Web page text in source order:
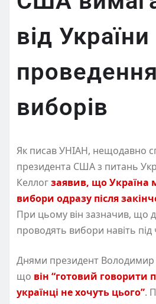
від України
проведення
виборів
Як писав УНІАН, нещодавно
президента США з питань
Келлогзаявив, що Україна
вибори одразу після
При цьому він зазначив, що
проводять вибори навіть під
Днями президент Володимир
що він “готовий говорити
українці не хочуть цього”.